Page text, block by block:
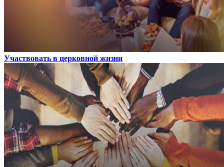
Участвовать в церковной жизни